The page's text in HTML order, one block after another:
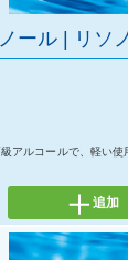
ール | リソ
アルコールで、軽い
追加